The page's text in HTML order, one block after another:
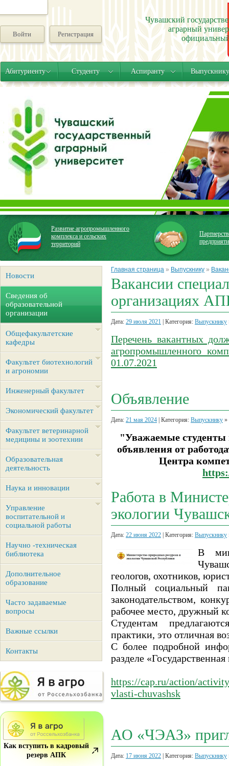
Войти Регистрация
Чувашский
аграрный
Абитуриенту Студенту Аспиранту
Развитие агропромышленного
комплекса и сельских
территорий
Новости
Сведения об
образовательной
организации
Общефакультетские
кафедры
Факультет биотехнологий
и агрономии
Инженерный факультет
Экономический факультет
Факультет ветеринарной
медицины и зоотехнии
Образовательная
деятельность
Наука и инновации
Управление
воспитательной и
социальной работы
Научно -техническая
библиотека
Дополнительное
образование
Часто задаваемые
вопросы
Важные ссылки
Контакты
Как вступить в кадровый
резерв АПК
Главная страница » Выпускнику »
Вакансии
организациях
Дата: 29 июля 2021 | Категория: Выпускнику
Перечень вакантных
агропромышленного
01.07.2021
Объявление
Дата: 21 мая 2024 | Категория: Выпускнику »
"Уважаемые студенты
объявления от
Центра
Работа в
экологии
Дата: 22 июня 2022 | Категория: Выпускнику
В
геологов, охотников,
Полный социальный
законодательством,
рабочее место, дружный
Студентам
практики, это отличная
С более подробной
разделе
https://cap.ru/action/
vlasti-chuvashsk
АО «ЧЭАЗ»
Дата: 17 июня 2022 | Категория: Выпускнику